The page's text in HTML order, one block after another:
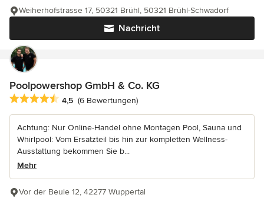
Nachricht
Weiherhofstrasse 17, 50321 Brühl, 50321 Brühl-Schwadorf
Poolpowershop GmbH & Co. KG
Durchschnittliche Bewertung: 4.5 von 5 Sternen
4,5 (6 Bewertungen)
Achtung: Nur Online-Handel ohne Montagen Pool, Sauna und
Whirlpool: Vom Ersatzteil bis hin zur kompletten Wellness-
Ausstattung bekommen Sie b...
Mehr
Vor der Beule 12, 42277 Wuppertal